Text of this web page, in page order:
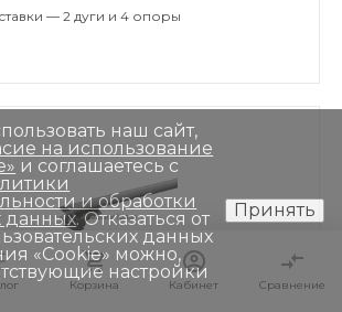
Корзина Кабинет Сравнение
Корзина Кабинет Сравнение
— 2 дуги и 4 опоры
наш сайт,
на использование
и соглашаетесь с
и обработки
данных. Отказаться от
данных
«Сookie» можно,
настройки
Принять